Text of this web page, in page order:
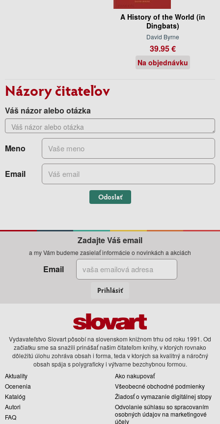
A History of the World (in
Dingbats)
David Byrne
39.95 €
Na objednávku
Názory čitateľov
Váš názor alebo otázka
Meno
Email
Odoslať
Zadajte Váš email
a my Vám budeme zasielať informácie o novinkách a akciách
Email
Prihlásiť
Vydavateľstvo Slovart pôsobí na slovenskom knižnom trhu od roku 1991. Od
začiatku sme sa snažili prinášať našim čitateľom knihy, v ktorých rovnako
dôležitú úlohu zohráva obsah i forma, teda v ktorých sa kvalitný a náročný
obsah spája s polygraficky i výtvarne bezchybnou formou.
Aktuality
Ocenenia
Katalóg
Autori
FAQ
Ako nakupovať
Všeobecné obchodné podmienky
Žiadosť o vymazanie digitálnej stopy
Odvolanie súhlasu so spracovaním
osobných údajov na marketingové
účely